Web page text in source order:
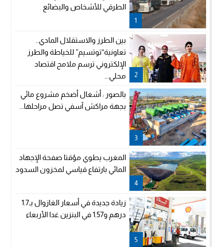
1
الطرقي للأشخاص والبضائع
2
بين الطرز والاستقلال المادي..
تعاونية“توتسيم” للخياطة والطرز
الإلكتروني ترسم ملامح اقتصاد
محلي...
3
بالصور : أشغال أضخم مشروع مائي
بجهة مراكش آسفي تصل مراحلها...
4
المغرب يطوي مؤقتا صفحة الإجهاد
المائي بارتفاع قياسي لمخزون السدود
5
زيادة جديدة في أسعار الغازوال بـ1.7
درهم و1.57 في البنزين غدا الأربعاء